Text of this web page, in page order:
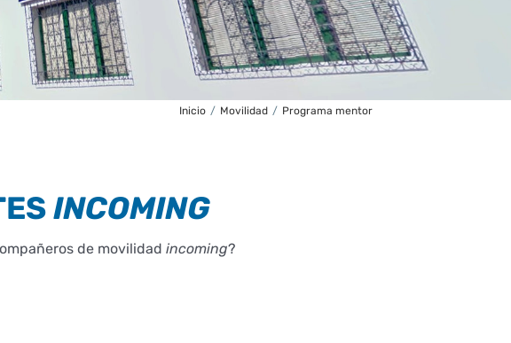
Inicio / Movilidad / Programa mentor
INCOMING
de movilidad incoming?